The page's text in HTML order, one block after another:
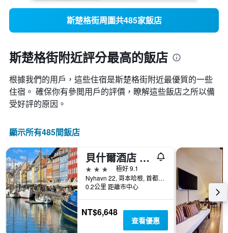
斯楚格街周圍共485家飯店
斯楚格街附近評分最高的飯店
根據我們的用戶，這些住宿是斯楚格街​附近最優質的一些
住宿。 確保你有參閲用戶的評價，瞭解這些飯店之所以備
受好評的原因。
顯示所有485間飯店
貝什爾酒店 - 哥本哈根
3星級
極好 9.1
Nyhavn 22, 哥本哈根, 首都大區, 丹麥
0.2公里 距離市中心
NT$6,648
查看優惠